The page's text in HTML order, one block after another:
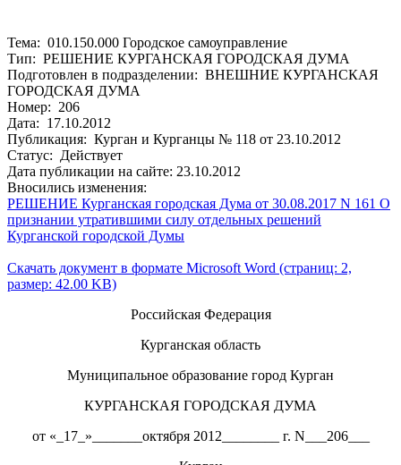
Тема: 010.150.000 Городское самоуправление
Тип: РЕШЕНИЕ КУРГАНСКАЯ ГОРОДСКАЯ ДУМА
Подготовлен в подразделении: ВНЕШНИЕ КУРГАНСКАЯ
ГОРОДСКАЯ ДУМА
Номер: 206
Дата: 17.10.2012
Публикация: Курган и Курганцы № 118 от 23.10.2012
Статус: Действует
Дата публикации на сайте: 23.10.2012
Вносились изменения:
РЕШЕНИЕ Курганская городская Дума от 30.08.2017 N 161 О
признании утратившими силу отдельных решений
Курганской городской Думы
Скачать документ в формате Microsoft Word (страниц: 2,
размер: 42.00 KB)
Российская Федерация
Курганская область
Муниципальное образование город Курган
КУРГАНСКАЯ ГОРОДСКАЯ ДУМА
от «_17_»_______октября 2012________ г. N___206___